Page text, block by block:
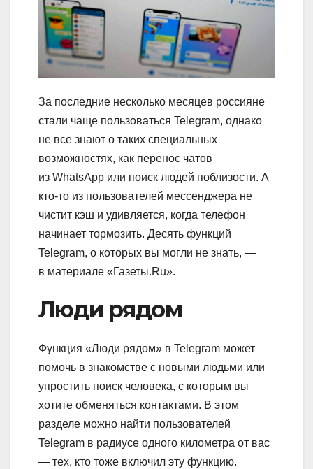
За последние несколько месяцев россияне
стали чаще пользоваться Telegram, однако
не все знают о таких специальных
возможностях, как перенос чатов
из WhatsApp или поиск людей поблизости. А
кто-то из пользователей мессенджера не
чистит кэш и удивляется, когда телефон
начинает тормозить. Десять функций
Telegram, о которых вы могли не знать, —
в материале «Газеты.Ru».
Люди рядом
Функция «Люди рядом» в Telegram может
помочь в знакомстве с новыми людьми или
упростить поиск человека, с которым вы
хотите обменяться контактами. В этом
разделе можно найти пользователей
Telegram в радиусе одного километра от вас
— тех, кто тоже включил эту функцию.